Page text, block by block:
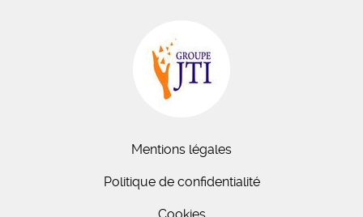
Mentions légales
Politique de confidentialité